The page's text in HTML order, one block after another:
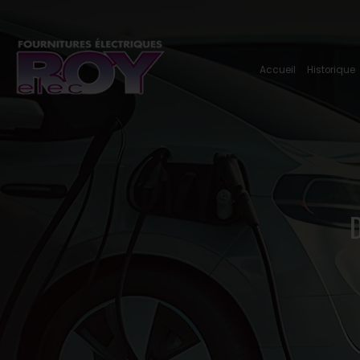
Accueil Historique